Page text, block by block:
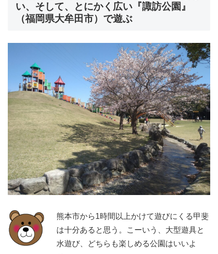
い、そして、とにかく広い『諏訪公園』
（福岡県大牟田市）で遊ぶ
熊本市から1時間以上かけて遊びにくる甲斐
は十分あると思う。こーいう、大型遊具と
水遊び、どちらも楽しめる公園はいいよ